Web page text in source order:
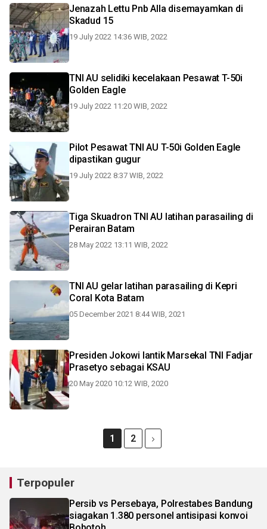
Jenazah Lettu Pnb Alla disemayamkan di
Skadud 15
19 July 2022 14:36 WIB, 2022
TNI AU selidiki kecelakaan Pesawat T-50i
Golden Eagle
19 July 2022 11:20 WIB, 2022
Pilot Pesawat TNI AU T-50i Golden Eagle
dipastikan gugur
19 July 2022 8:37 WIB, 2022
Tiga Skuadron TNI AU latihan parasailing di
Perairan Batam
28 May 2022 13:11 WIB, 2022
TNI AU gelar latihan parasailing di Kepri
Coral Kota Batam
05 December 2021 8:44 WIB, 2021
Presiden Jokowi lantik Marsekal TNI Fadjar
Prasetyo sebagai KSAU
20 May 2020 10:12 WIB, 2020
1 2
Terpopuler
Persib vs Persebaya, Polrestabes Bandung
siagakan 1.380 personel antisipasi konvoi